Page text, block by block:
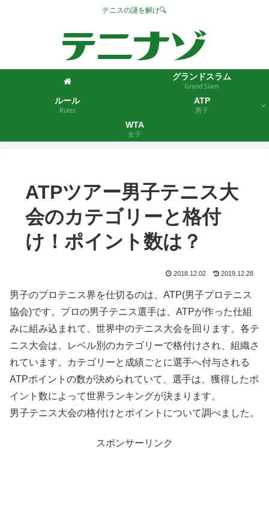
テニスの謎を解け🔍
グランドスラム
Grand Slam
ルール
Rules
ATP
男子
WTA
女子
ATPツアー男子テニス大
会のカテゴリーと格付
け！ポイント数は？
2018.12.02 2019.12.28
男子のプロテニス界を仕切るのは、ATP(男子プロテニス
協会)です。プロの男子テニス選手は、ATPが作った仕組
みに組み込まれて、世界中のテニス大会を回ります。各テ
ニス大会は、レベル別のカテゴリーで格付けされ、組織さ
れています。カテゴリーと成績ごとに選手へ付与される
ATPポイントの数が決められていて、選手は、獲得したポ
イント数によって世界ランキングが決まります。
男子テニス大会の格付けとポイントについて調べました。
スポンサーリンク